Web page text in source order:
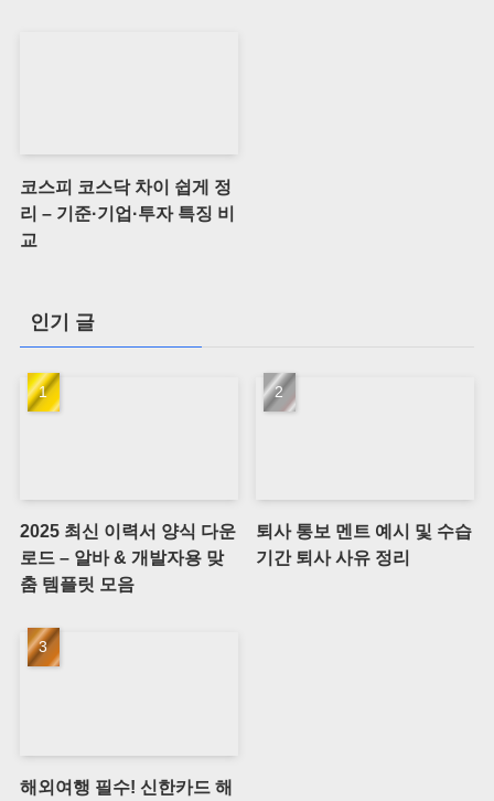
코스피 코스닥 차이 쉽게 정
리 – 기준·기업·투자 특징 비
교
인기 글
2025 최신 이력서 양식 다운
로드 – 알바 & 개발자용 맞
춤 템플릿 모음
퇴사 통보 멘트 예시 및 수습
기간 퇴사 사유 정리
해외여행 필수! 신한카드 해